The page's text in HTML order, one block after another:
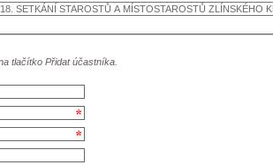
tlačítko Přidat účastníka.